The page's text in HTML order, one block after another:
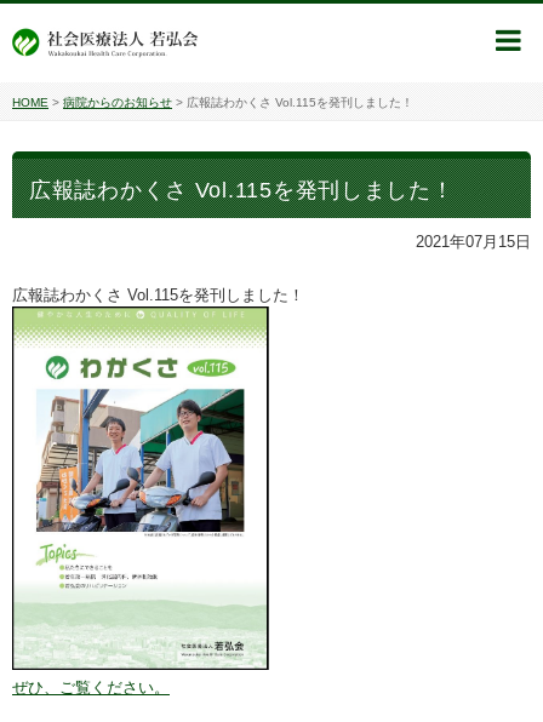
HOME > 病院からのお知らせ > 広報誌わかくさ Vol.115を発刊しました！
広報誌わかくさ Vol.115を発刊しました！
2021年07月15日
広報誌わかくさ Vol.115を発刊しました！
ぜひ、ご覧ください。